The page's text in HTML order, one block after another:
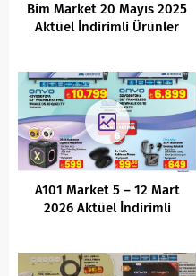
Bim Market 20 Mayıs 2025
Aktüel İndirimli Ürünler
A101 Market 5 – 12 Mart
2026 Aktüel İndirimli